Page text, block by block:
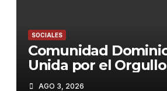
SOCIALES
Comunidad
Unida por el
AGO 3, 2026